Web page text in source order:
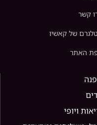
קשר
של קאשיו
האתר
ויופי